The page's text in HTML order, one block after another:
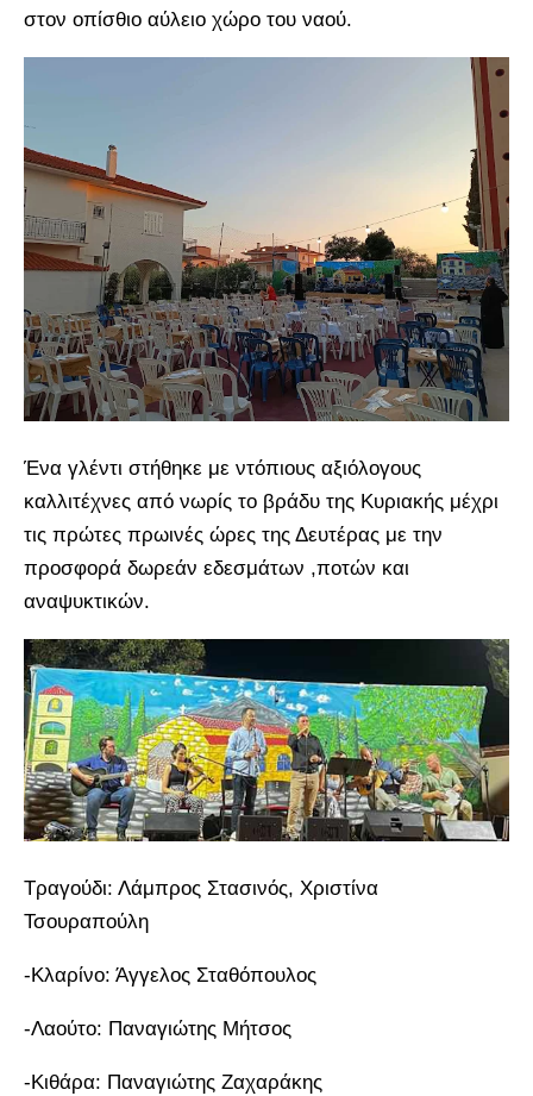
στον οπίσθιο αύλειο χώρο του ναού.
Ένα γλέντι στήθηκε με ντόπιους αξιόλογους
καλλιτέχνες από νωρίς το βράδυ της Κυριακής μέχρι
τις πρώτες πρωινές ώρες της Δευτέρας με την
προσφορά δωρεάν εδεσμάτων ,ποτών και
αναψυκτικών.
Tραγούδι: Λάμπρος Στασινός, Χριστίνα
Τσουραπούλη
-Κλαρίνο: Άγγελος Σταθόπουλος
-Λαούτο: Παναγιώτης Μήτσος
-Κιθάρα: Παναγιώτης Ζαχαράκης